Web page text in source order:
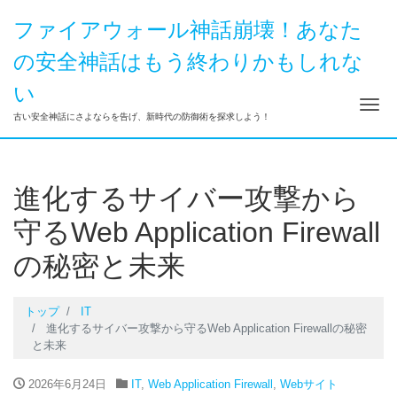
ファイアウォール神話崩壊！あなた
の安全神話はもう終わりかもしれな
い
古い安全神話にさよならを告げ、新時代の防御術を探求しよう！ ナ
進化するサイバー攻撃から
守るWeb Application Firewall
の秘密と未来
トップ
IT
進化するサイバー攻撃から守るWeb Application Firewallの秘密
と未来
2026年6月24日 IT, Web Application Firewall , Webサイト